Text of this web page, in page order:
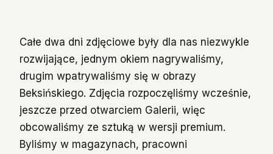
Całe dwa dni zdjęciowe były dla nas niezwykle
rozwijające, jednym okiem nagrywaliśmy,
drugim wpatrywaliśmy się w obrazy
Beksińskiego. Zdjęcia rozpoczęliśmy wcześnie,
jeszcze przed otwarciem Galerii, więc
obcowaliśmy ze sztuką w wersji premium.
Byliśmy w magazynach, pracowni